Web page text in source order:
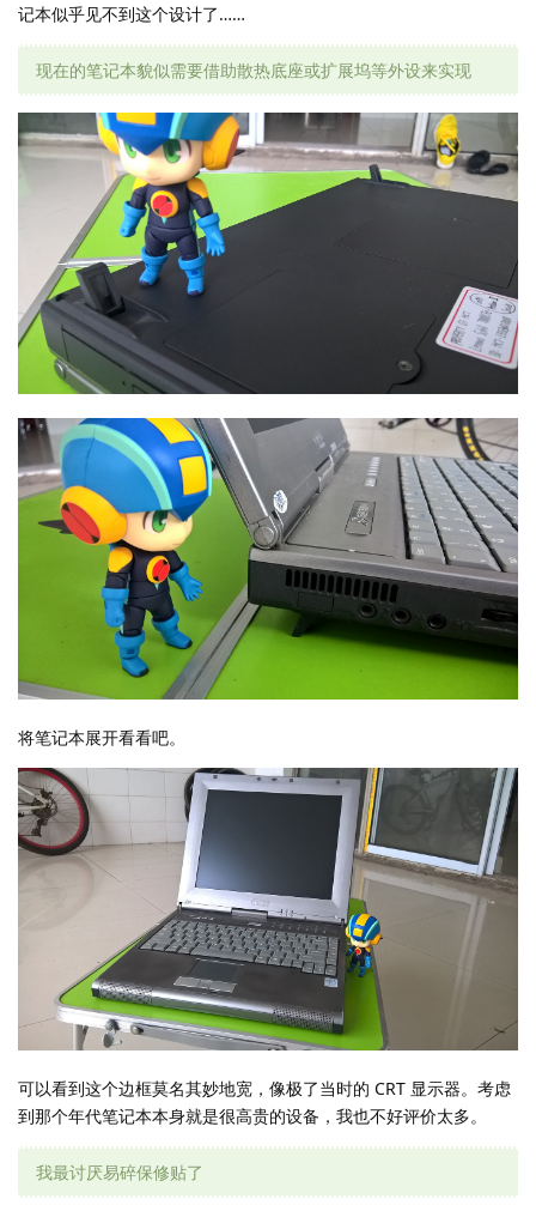
记本似乎见不到这个设计了……
现在的笔记本貌似需要借助散热底座或扩展坞等外设来实现
将笔记本展开看看吧。
可以看到这个边框莫名其妙地宽，像极了当时的 CRT 显示器。考虑
到那个年代笔记本本身就是很高贵的设备，我也不好评价太多。
我最讨厌易碎保修贴了